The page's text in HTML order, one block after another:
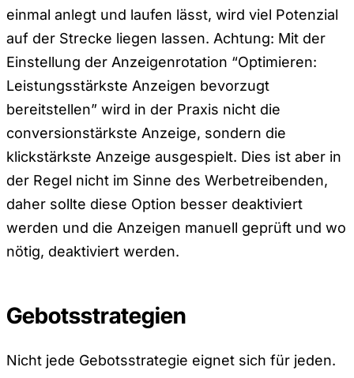
einmal anlegt und laufen lässt, wird viel Potenzial
auf der Strecke liegen lassen. Achtung: Mit der
Einstellung der Anzeigenrotation “Optimieren:
Leistungsstärkste Anzeigen bevorzugt
bereitstellen” wird in der Praxis nicht die
conversionstärkste Anzeige, sondern die
klickstärkste Anzeige ausgespielt. Dies ist aber in
der Regel nicht im Sinne des Werbetreibenden,
daher sollte diese Option besser deaktiviert
werden und die Anzeigen manuell geprüft und wo
nötig, deaktiviert werden.
Gebotsstrategien
Nicht jede Gebotsstrategie eignet sich für jeden.